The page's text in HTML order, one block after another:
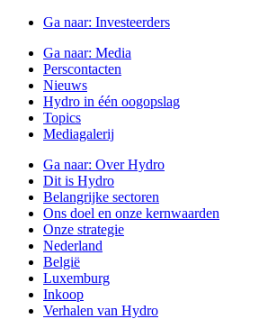
Ga naar: Investeerders
Ga naar: Media
Perscontacten
Nieuws
Hydro in één oogopslag
Topics
Mediagalerij
Ga naar: Over Hydro
Dit is Hydro
Belangrijke sectoren
Ons doel en onze kernwaarden
Onze strategie
Nederland
België
Luxemburg
Inkoop
Verhalen van Hydro